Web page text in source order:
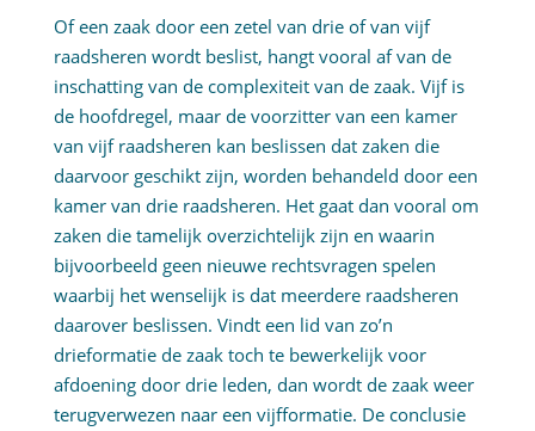
Of een zaak door een zetel van drie of van vijf
raadsheren wordt beslist, hangt vooral af van de
inschatting van de complexiteit van de zaak. Vijf is
de hoofdregel, maar de voorzitter van een kamer
van vijf raadsheren kan beslissen dat zaken die
daarvoor geschikt zijn, worden behandeld door een
kamer van drie raadsheren. Het gaat dan vooral om
zaken die tamelijk overzichtelijk zijn en waarin
bijvoorbeeld geen nieuwe rechtsvragen spelen
waarbij het wenselijk is dat meerdere raadsheren
daarover beslissen. Vindt een lid van zo’n
drieformatie de zaak toch te bewerkelijk voor
afdoening door drie leden, dan wordt de zaak weer
terugverwezen naar een vijfformatie. De conclusie